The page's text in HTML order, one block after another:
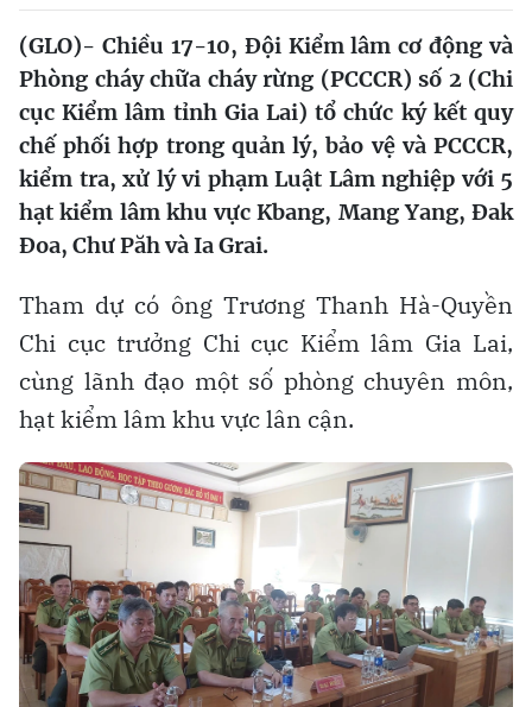
(GLO)- Chiều 17-10, Đội Kiểm lâm cơ động và
Phòng cháy chữa cháy rừng (PCCCR) số 2 (Chi
cục Kiểm lâm tỉnh Gia Lai) tổ chức ký kết quy
chế phối hợp trong quản lý, bảo vệ và PCCCR,
kiểm tra, xử lý vi phạm Luật Lâm nghiệp với 5
hạt kiểm lâm khu vực Kbang, Mang Yang, Đak
Đoa, Chư Păh và Ia Grai.
Tham dự có ông Trương Thanh Hà-Quyền
Chi cục trưởng Chi cục Kiểm lâm Gia Lai,
cùng lãnh đạo một số phòng chuyên môn,
hạt kiểm lâm khu vực lân cận.